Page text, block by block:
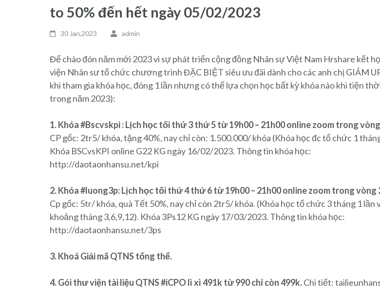
to 50% đến hết ngày 05/02/2023
30 Jan,2023 admin
Để chào đón năm mới 2023 vì sự phát triển cộng đồng Nhân sự Việt Nam Hrshare kết
viện Nhân sư tổ chức chương trình ĐẶC BIỆT siêu ưu đãi dành cho các anh chị GIẢM
khi tham gia khóa học, đóng 1 lần nhưng có thể lựa chọn học bất kỳ khóa nào khi tiện
trong năm 2023):
1. Khóa #Bscvskpi : Lịch học tối thứ 3 thứ 5 từ 19h00 – 21h00 online zoom trong
CP gốc: 2tr5/ khóa, tặng 40%, nay chỉ còn: 1.500.000/ khóa (Khóa học đc tổ chức 1
Khóa BSCvsKPI online G22 KG ngày 16/02/2023. Thông tin khóa học:
http://daotaonhansu.net/kpi
2. Khóa #luong3p: Lịch học tối thứ 4 thứ 6 từ 19h00 – 21h00 online zoom trong vòng
Cp gốc: 5tr/ khóa, quà Tết 50%, nay chỉ còn 2tr5/ khóa. (Khóa học tổ chức 3 tháng 1 lần
khoảng tháng 3,6,9,12). Khóa 3Ps12 KG ngày 17/03/2023. Thông tin khóa học:
http://daotaonhansu.net/3ps
3. Khoá Giải mã QTNS tổng thể.
4. Gói thư viện tài liệu QTNS #iCPO lì xì 491k từ 990 chỉ còn 499k.Chi tiết: